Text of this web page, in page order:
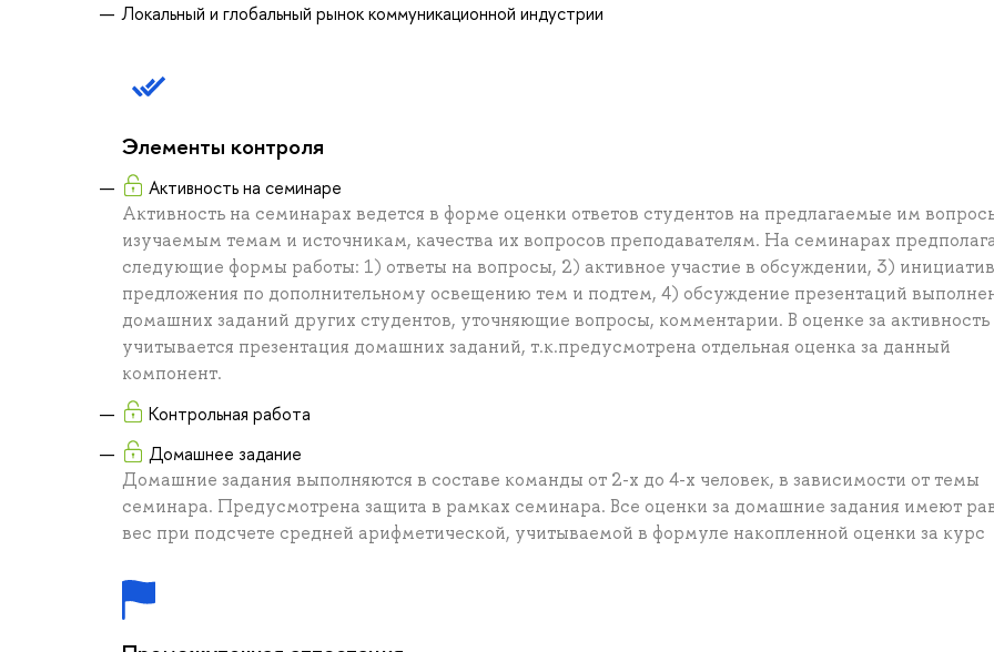
Локальный и глобальный рынок коммуникационной индустрии
Элементы контроля
Активность на семинаре
Активность на семинарах ведется в форме оценки ответов студентов на предлагаемые им
изучаемым темам и источникам, качества их вопросов преподавателям. На семинарах
следующие формы работы: 1) ответы на вопросы, 2) активное участие в обсуждении, 3)
предложения по дополнительному освещению тем и подтем, 4) обсуждение презентаций
домашних заданий других студентов, уточняющие вопросы, комментарии. В оценке за активность
учитывается презентация домашних заданий, т.к.предусмотрена отдельная оценка за данный
компонент.
Контрольная работа
Домашнее задание
Домашние задания выполняются в составе команды от 2-х до 4-х человек, в зависимости от темы
семинара. Предусмотрена защита в рамках семинара. Все оценки за домашние задания имеют
вес при подсчете средней арифметической, учитываемой в формуле накопленной оценки за курс